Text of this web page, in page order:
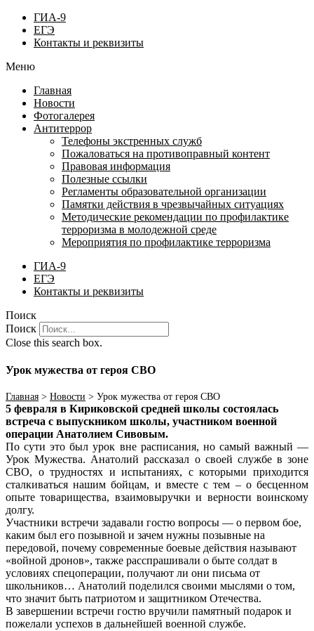
ГИА-9
ЕГЭ
Контакты и реквизиты
Меню
Главная
Новости
Фотогалерея
Антитеррор
Телефоны экстренных служб
Пожаловаться на противоправный контент
Правовая информация
Полезные ссылки
Регламенты образовательной организации
Памятки действия в чрезвычайных ситуациях
Методические рекомендации по профилактике
терроризма в молодежной среде
Мероприятия по профилактике терроризма
ГИА-9
ЕГЭ
Контакты и реквизиты
Поиск
Поиск
Close this search box.
Урок мужества от героя СВО
Главная > Новости > Урок мужества от героя СВО
5 февраля в Кириковской средней школы состоялась
встреча с выпускником школы, участником военной
операции Анатолием Сивовым.
По сути это был урок вне расписания, но самый важный —
Урок Мужества. Анатолий рассказал о своей службе в зоне
СВО, о трудностях и испытаниях, с которыми приходится
сталкиваться нашим бойцам, и вместе с тем – о бесценном
опыте товарищества, взаимовыручки и верности воинскому
долгу.
Участники встречи задавали гостю вопросы — о первом бое,
каким был его позывной и зачем нужны позывные на
передовой, почему современные боевые действия называют
«войной дронов», также расспрашивали о быте солдат в
условиях спецоперации, получают ли они письма от
школьников… Анатолий поделился своими мыслями о том,
что значит быть патриотом и защитником Отечества.
В завершении встречи гостю вручили памятный подарок и
пожелали успехов в дальнейшей военной службе.